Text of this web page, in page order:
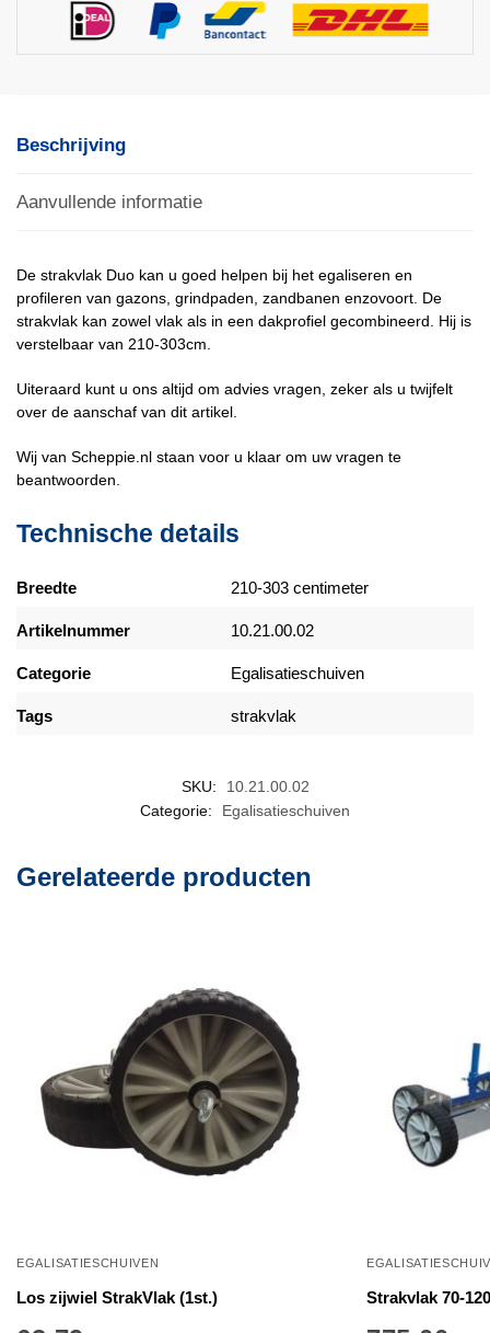
Beschrijving
Aanvullende informatie
De strakvlak Duo kan u goed helpen bij het egaliseren en
profileren van gazons, grindpaden, zandbanen enzovoort. De
strakvlak kan zowel vlak als in een dakprofiel gecombineerd. Hij is
verstelbaar van 210-303cm.
Uiteraard kunt u ons altijd om advies vragen, zeker als u twijfelt
over de aanschaf van dit artikel.
Wij van Scheppie.nl staan voor u klaar om uw vragen te
beantwoorden.
Technische details
Breedte 210-303 centimeter
Artikelnummer 10.21.00.02
Categorie Egalisatieschuiven
Tags strakvlak
SKU:
10.21.00.02
Categorie:
Egalisatieschuiven
Gerelateerde producten
EGALISATIESCHUIVEN
Los zijwiel StrakVlak (1st.) Strakvlak 70-